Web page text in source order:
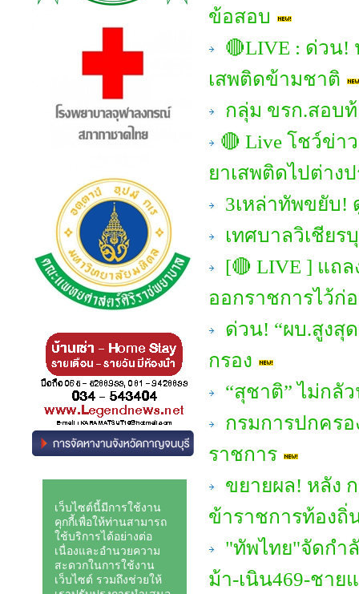
ข้อสอบ
🔴LIVE : ด่วน!
เสพติดข้ามชาติ
กลุ่ม ขรก.สอบ
🔴 Live โชว์ข่า
ยาเสพติดไปต่างป
3เหล่าทัพขยับ!
เทศบาลวิเชียร
[🔴 LIVE ] แถ
ออกราชการไว้ก่
ด่วน! “ผบ.สูงสุ
กรอง
“สุชาติ” ไม่กลั
กรมการปกครอ
ราชการ
ขยายผล! หลัง
ข้าราชการท้องถิ่
"ทัพไทย"จัดกำ
ม้า-เนิน469-ชาย